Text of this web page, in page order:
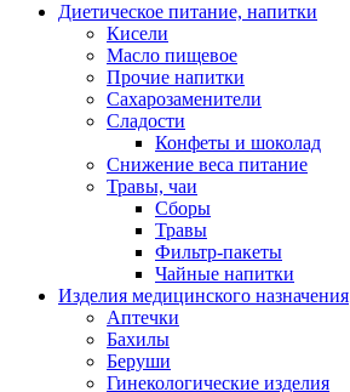
Диетическое питание, напитки
Кисели
Масло пищевое
Прочие напитки
Сахарозаменители
Сладости
Конфеты и шоколад
Снижение веса питание
Травы, чаи
Сборы
Травы
Фильтр-пакеты
Чайные напитки
Изделия медицинского назначения
Аптечки
Бахилы
Беруши
Гинекологические изделия